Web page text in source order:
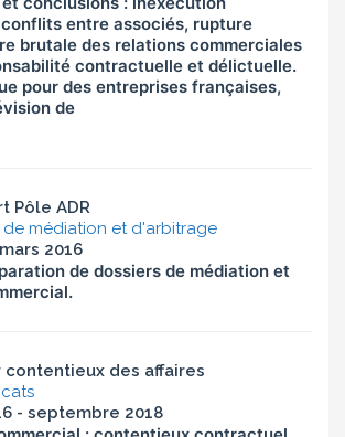
entre associés, rupture
brutale des relations commerciales
contractuelle et délictuelle.
pour des entreprises françaises,
de
Pôle ADR
de médiation et d'arbitrage
2016
de dossiers de médiation et
des affaires
- septembre 2018